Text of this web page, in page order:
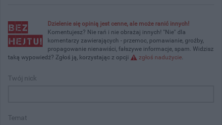
Dzielenie się opinią jest cenne, ale może ranić innych!
Komentujesz? Nie rań i nie obrażaj innych! "Nie" dla
komentarzy zawierających - przemoc, pomawianie, groźby,
propagowanie nienawiści, fałszywe informacje, spam. Widzisz
taką wypowiedź? Zgłoś ją, korzystając z opcji
zgłoś nadużycie.
Twój nick
Temat